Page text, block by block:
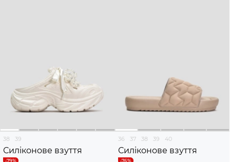
38 39
Силіконове взуття
36 37 38 39 40
Силіконове взуття